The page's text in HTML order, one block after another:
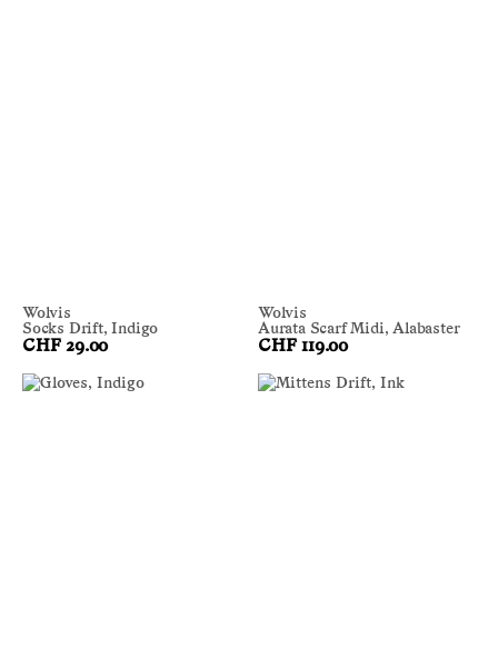
Wolvis
Socks Drift, Indigo
CHF 29.00
Wolvis
Aurata Scarf Midi, Alabaster
CHF 119.00